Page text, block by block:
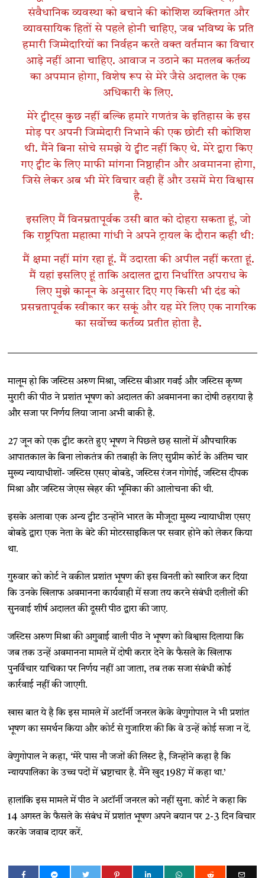
संवैधानिक व्यवस्था को बचाने की कोशिश व्यक्तिगत और
व्यावसायिक हितों से पहले होनी चाहिए, जब भविष्य के प्रति
हमारी जिम्मेदारियों का निर्वहन करते वक्त वर्तमान का विचार
आड़े नहीं आना चाहिए. आवाज न उठाने का मतलब कर्तव्य
का अपमान होगा, विशेष रूप से मेरे जैसे अदालत के एक
अधिकारी के लिए.
मेरे ट्वीट्स कुछ नहीं बल्कि हमारे गणतंत्र के इतिहास के इस
मोड़ पर अपनी जिम्मेदारी निभाने की एक छोटी सी कोशिश
थी. मैंने बिना सोचे समझे ये ट्वीट नहीं किए थे. मेरे द्वारा किए
गए ट्वीट के लिए माफी मांगना निष्ठाहीन और अवमानना होगा,
जिसे लेकर अब भी मेरे विचार वही हैं और उसमें मेरा विश्वास
है.
इसलिए मैं विनम्रतापूर्वक उसी बात को दोहरा सकता हूं, जो
कि राष्ट्रपिता महात्मा गांधी ने अपने ट्रायल के दौरान कही थी:
मैं क्षमा नहीं मांग रहा हूं. मैं उदारता की अपील नहीं करता हूं.
मैं यहां इसलिए हूं ताकि अदालत द्वारा निर्धारित अपराध के
लिए मुझे कानून के अनुसार दिए गए किसी भी दंड को
प्रसन्नतापूर्वक स्वीकार कर सकूं और यह मेरे लिए एक नागरिक
का सर्वोच्च कर्तव्य प्रतीत होता है.
मालूम हो कि जस्टिस अरुण मिश्रा, जस्टिस बीआर गवई और जस्टिस कृष्ण
मुरारी की पीठ ने प्रशांत भूषण को अदालत की अवमानना का दोषी ठहराया है
और सजा पर निर्णय लिया जाना अभी बाकी है.
27 जून को एक ट्वीट करते हुए भूषण ने पिछले छह सालों में औपचारिक
आपातकाल के बिना लोकतंत्र की तबाही के लिए सुप्रीम कोर्ट के अंतिम चार
मुख्य न्यायाधीशों- जस्टिस एसए बोबडे, जस्टिस रंजन गोगोई, जस्टिस दीपक
मिश्रा और जस्टिस जेएस खेहर की भूमिका की आलोचना की थी.
इसके अलावा एक अन्य ट्वीट उन्होंने भारत के मौजूदा मुख्य न्यायाधीश एसए
बोबडे द्वारा एक नेता के बेटे की मोटरसाइकिल पर सवार होने को लेकर किया
था.
गुरुवार को कोर्ट ने वकील प्रशांत भूषण की इस विनती को खारिज कर दिया
कि उनके खिलाफ अवमानना कार्यवाही में सजा तय करने संबंधी दलीलों की
सुनवाई शीर्ष अदालत की दूसरी पीठ द्वारा की जाए.
जस्टिस अरुण मिश्रा की अगुवाई वाली पीठ ने भूषण को विश्वास दिलाया कि
जब तक उन्हें अवमानना मामले में दोषी करार देने के फैसले के खिलाफ
पुनर्विचार याचिका पर निर्णय नहीं आ जाता, तब तक सजा संबंधी कोई
कार्रवाई नहीं की जाएगी.
खास बात ये है कि इस मामले में अटॉर्नी जनरल केके वेणुगोपाल ने भी प्रशांत
भूषण का समर्थन किया और कोर्ट से गुजारिश की कि वे उन्हें कोई सजा न दें.
वेणुगोपाल ने कहा, ‘मेरे पास नौ जजों की लिस्ट है, जिन्होंने कहा है कि
न्यायपालिका के उच्च पदों में भ्रष्टाचार है. मैंने खुद 1987 में कहा था.’
हालांकि इस मामले में पीठ ने अटॉर्नी जनरल को नहीं सुना.कोर्ट ने कहा कि
14 अगस्त के फैसले के संबंध में प्रशांत भूषण अपने बयान पर 2-3 दिन विचार
करके जवाब दायर करें.